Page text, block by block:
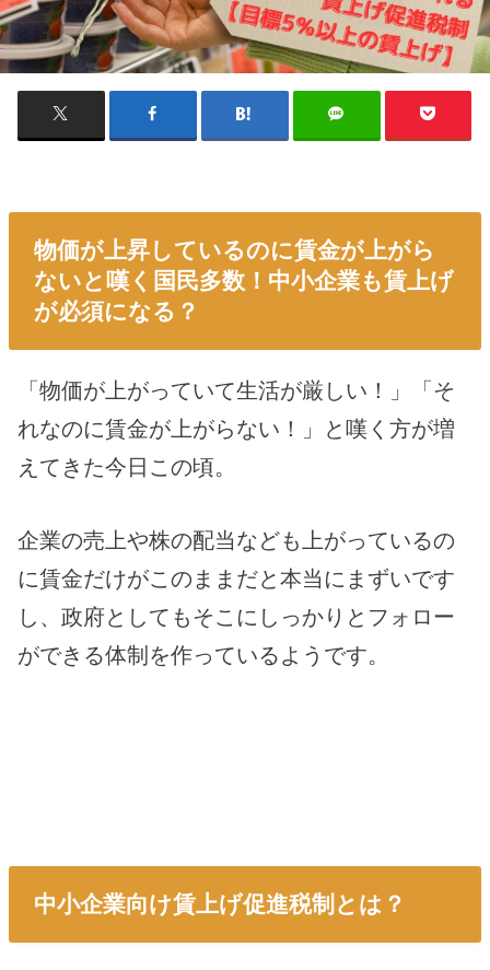
物価が上昇しているのに賃金が上がら
ないと嘆く国民多数！中小企業も賃上げ
が必須になる？
「物価が上がっていて生活が厳しい！」「そ
れなのに賃金が上がらない！」と嘆く方が増
えてきた今日この頃。
企業の売上や株の配当なども上がっているの
に賃金だけがこのままだと本当にまずいです
し、政府としてもそこにしっかりとフォロー
ができる体制を作っているようです。
中小企業向け賃上げ促進税制とは？